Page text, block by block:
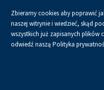
Zbieramy cookies aby poprawić
naszej witrynie i wiedzieć, skąd
wszystkich już zapisanych plików
odwiedź naszą Polityka